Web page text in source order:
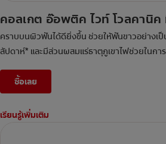
คอลเกต อ๊อพติค ไวท์ โวลคานิค
คราบบนผิวฟันได้ดียิ่งขึ้น ช่วยให้ฟันขาวอย่างเป็
สัปดาห์* และมีส่วนผสมแร่ธาตุภูเขาไฟช่วยในกา
ซื้อเลย
เรียนรู้เพิ่มเติม